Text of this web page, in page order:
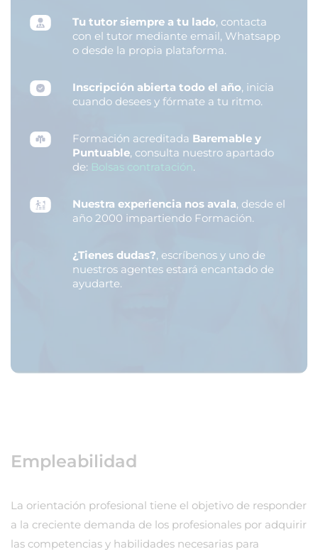
Tu tutor siempre a tu lado, contacta
con el tutor mediante email, Whatsapp
o desde la propia plataforma.
Inscripción abierta todo el año, inicia
cuando desees y fórmate a tu ritmo.
Formación acreditada Baremable y
Puntuable, consulta nuestro apartado
de: Bolsas contratación.
Nuestra experiencia nos avala, desde el
año 2000 impartiendo Formación.
¿Tienes dudas?, escríbenos y uno de
nuestros agentes estará encantado de
ayudarte.
Empleabilidad
La orientación profesional tiene el objetivo de responder
a la creciente demanda de los profesionales por adquirir
las competencias y habilidades necesarias para